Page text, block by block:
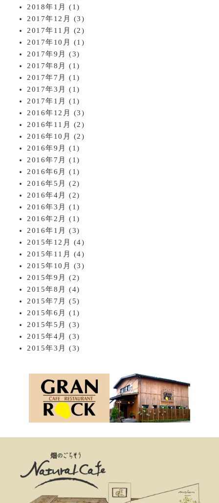
2018年1月
(1)
2017年12月
(3)
2017年11月
(2)
2017年10月
(1)
2017年9月
(3)
2017年8月
(1)
2017年7月
(1)
2017年3月
(1)
2017年1月
(1)
2016年12月
(3)
2016年11月
(2)
2016年10月
(2)
2016年9月
(1)
2016年7月
(1)
2016年6月
(1)
2016年5月
(2)
2016年4月
(2)
2016年3月
(1)
2016年2月
(1)
2016年1月
(3)
2015年12月
(4)
2015年11月
(4)
2015年10月
(3)
2015年9月
(2)
2015年8月
(4)
2015年7月
(5)
2015年6月
(1)
2015年5月
(3)
2015年4月
(3)
2015年3月
(3)